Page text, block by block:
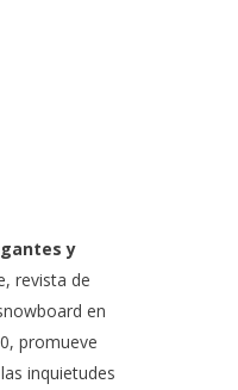
y
revista de
en
promueve
inquietudes